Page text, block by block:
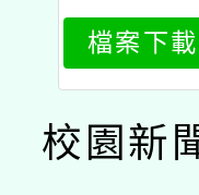
1
檔案下載
校園新